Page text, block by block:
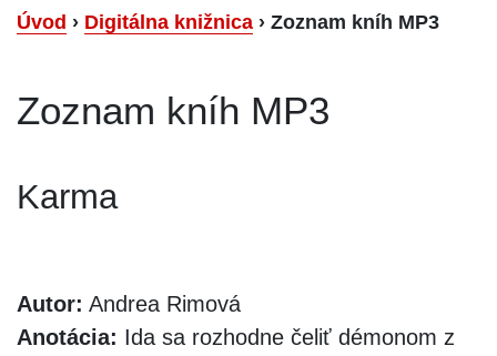
Úvod › Digitálna knižnica › Zoznam kníh MP3
Zoznam kníh MP3
Karma
Autor: Andrea Rimová
Anotácia: Ida sa rozhodne čeliť démonom z